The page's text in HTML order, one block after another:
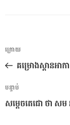
ការ​
នាំទិស​
ប្រកាស
អត្ថបទ
មុន
ក្រោយ
គម្រោងស្ពានអាក
អត្ថបទ
បន្ទាប់
បន្ទាប់
សម្ដេចតេជោ ថា សម